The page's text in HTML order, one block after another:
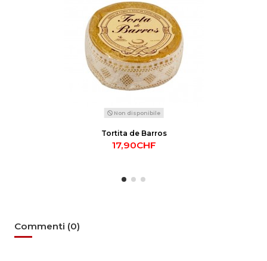
Non disponibile
Tortita de Barros
17,90CHF
Commenti (0)